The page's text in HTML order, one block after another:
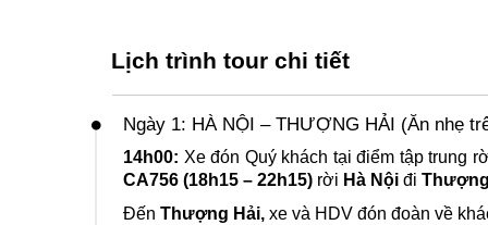
Lịch trình tour chi tiết
Ngày 1: HÀ NỘI – THƯỢNG HẢI (Ăn nhẹ
14h00: Xe đón Quý khách tại điểm tập trung
CA756 (18h15 – 22h15) rời Hà Nội đi
Đến Thượng Hải, xe và HDV đón đoàn về